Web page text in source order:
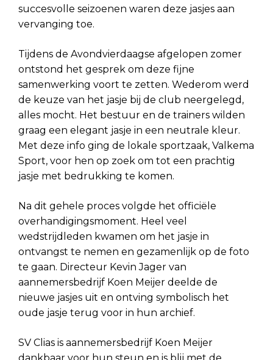
succesvolle seizoenen waren deze jasjes aan
vervanging toe.
Tijdens de Avondvierdaagse afgelopen zomer
ontstond het gesprek om deze fijne
samenwerking voort te zetten. Wederom werd
de keuze van het jasje bij de club neergelegd,
alles mocht. Het bestuur en de trainers wilden
graag een elegant jasje in een neutrale kleur.
Met deze info ging de lokale sportzaak, Valkema
Sport, voor hen op zoek om tot een prachtig
jasje met bedrukking te komen.
Na dit gehele proces volgde het officiële
overhandigingsmoment. Heel veel
wedstrijdleden kwamen om het jasje in
ontvangst te nemen en gezamenlijk op de foto
te gaan. Directeur Kevin Jager van
aannemersbedrijf Koen Meijer deelde de
nieuwe jasjes uit en ontving symbolisch het
oude jasje terug voor in hun archief.
SV Clias is aannemersbedrijf Koen Meijer
dankbaar voor hun steun en is blij met de